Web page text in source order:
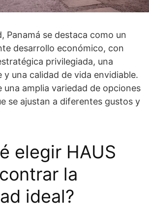
Panamá se destaca como un
desarrollo económico, con
privilegiada, una
y una calidad de vida envidiable.
una amplia variedad de opciones
se ajustan a diferentes gustos y
elegir HAUS
la
ideal?